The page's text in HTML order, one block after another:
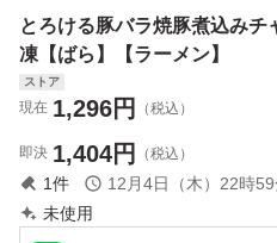
豚 お取り寄せ
豚 お取り寄せ
とろける豚バラ焼豚煮込み
凍【ばら】【ラーメン】
ストア
現在 1,296円 （税込）
即決 1,404円 （税込）
1件 12月4日（木）22時59
未使用